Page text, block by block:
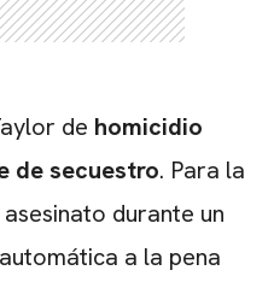
de homicidio
de secuestro. Para la
durante un
a la pena